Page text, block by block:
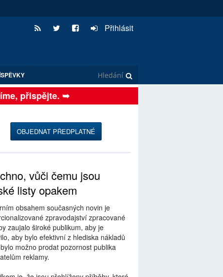
Přihlásit
přispějte. ➥
OBJEDNAT PŘEDPLATNÉ
vůči čemu jsou
listy opakem
obsahem současných novin je
zpravodajství zpracované
zaujalo široké publikum, aby je
aby bylo efektivní z hlediska nákladů
možno prodat pozornost publika
reklamy.